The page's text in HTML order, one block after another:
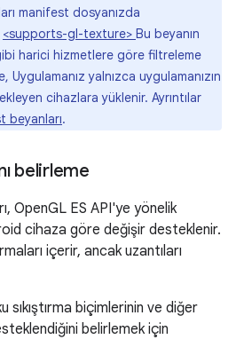
manifest dosyanızda
<supports-gl-texture> Bu beyanın
harici hizmetlere göre filtreleme
Uygulamanız yalnızca uygulamanızın
cihazlara yüklenir. Ayrıntılar
beyanları.
belirleme
OpenGL ES API'ye yönelik
cihaza göre değişir desteklenir.
içerir, ancak uzantıları
sıkıştırma biçimlerinin ve diğer
belirlemek için